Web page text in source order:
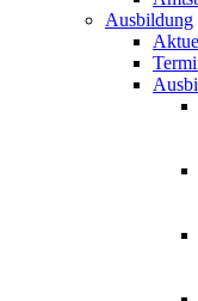
Ausbildung